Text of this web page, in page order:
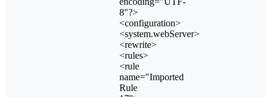
8"?>
<configuration>
<system.webServer>
<rewrite>
<rules>
<rule
name="Imported
Rule